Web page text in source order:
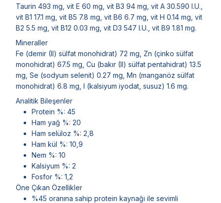
Taurin 493 mg, vit E 60 mg, vit B3 94 mg, vit A 30.590 I.U.,
vit B1 17.1 mg, vit B5 7.8 mg, vit B6 6.7 mg, vit H 0.14 mg, vit
B2 5.5 mg, vit B12 0.03 mg, vit D3 547 I.U., vit B9 1.81 mg.
Mineraller
Fe (demir (II) sülfat monohidrat) 72 mg, Zn (çinko sülfat
monohidrat) 67.5 mg, Cu (bakır (II) sülfat pentahidrat) 13.5
mg, Se (sodyum selenit) 0.27 mg, Mn (manganöz sülfat
monohidrat) 6.8 mg, I (kalsiyum iyodat, susuz) 1.6 mg.
Analitik Bileşenler
Protein %: 45
Ham yağ %: 20
Ham selüloz %: 2,8
Ham kül %: 10,9
Nem %: 10
Kalsiyum %: 2
Fosfor %: 1,2
Öne Çıkan Özellikler
%45 oranına sahip protein kaynağı ile sevimli